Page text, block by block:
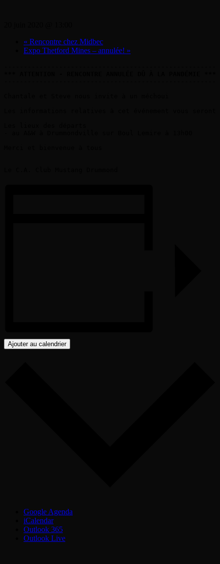
« Rencontre chez Midbec
Expo Thetford Mines – annulée! »
Ajouter au calendrier
Google Agenda
iCalendar
Outlook 365
Outlook Live